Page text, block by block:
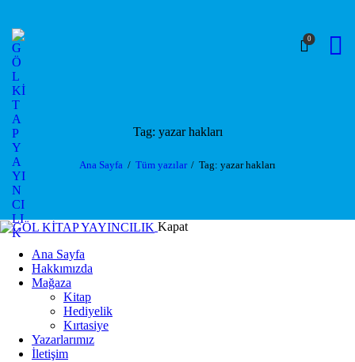
0
Tag: yazar hakları
Ana Sayfa Tüm yazılar Tag: yazar hakları
Kapat
Ana Sayfa
Hakkımızda
Mağaza
Kitap
Hediyelik
Kırtasiye
Yazarlarımız
İletişim